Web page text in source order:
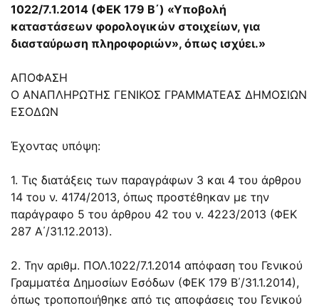
1022/7.1.2014 (ΦΕΚ 179 Β΄) «Υποβολή
καταστάσεων φορολογικών στοιχείων, για
διασταύρωση πληροφοριών», όπως ισχύει.»
ΑΠΟΦΑΣΗ
Ο ΑΝΑΠΛΗΡΩΤΗΣ ΓΕΝΙΚΟΣ ΓΡΑΜΜΑΤΕΑΣ ΔΗΜΟΣΙΩΝ
ΕΣΟΔΩΝ
Έχοντας υπόψη:
1. Τις διατάξεις των παραγράφων 3 και 4 του άρθρου
14 του ν. 4174/2013, όπως προστέθηκαν με την
παράγραφο 5 του άρθρου 42 του ν. 4223/2013 (ΦΕΚ
287 Α΄/31.12.2013).
2. Την αριθμ. ΠΟΛ.1022/7.1.2014 απόφαση του Γενικού
Γραμματέα Δημοσίων Εσόδων (ΦΕΚ 179 Β΄/31.1.2014),
όπως τροποποιήθηκε από τις αποφάσεις του Γενικού